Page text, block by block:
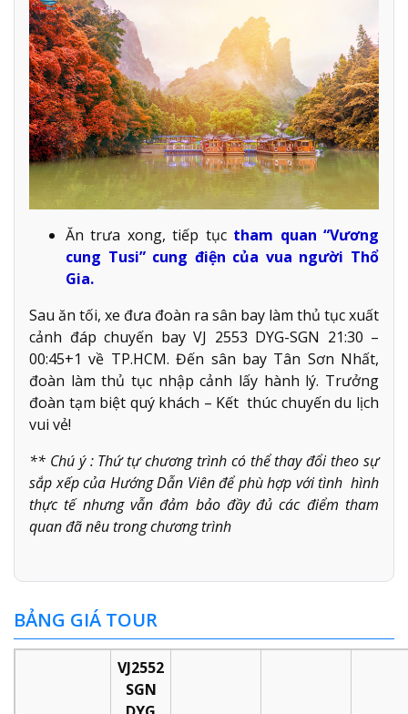
Ăn trưa xong, tiếp tục tham quan “Vương
cung Tusi” cung điện của vua người Thổ
Gia.
Sau ăn tối, xe đưa đoàn ra sân bay làm thủ tục xuất
cảnh đáp chuyến bay VJ 2553 DYG-SGN 21:30 –
00:45+1 về TP.HCM. Đến sân bay Tân Sơn Nhất,
đoàn làm thủ tục nhập cảnh lấy hành lý. Trưởng
đoàn tạm biệt quý khách – Kết thúc chuyến du lịch
vui vẻ!
** Chú ý : Thứ tự chương trình có thể thay đổi theo sự
sắp xếp của Hướng Dẫn Viên để phù hợp với tình hình
thực tế nhưng vẫn đảm bảo đầy đủ các điểm tham
quan đã nêu trong chương trình
BẢNG GIÁ TOUR
VJ2552
SGN